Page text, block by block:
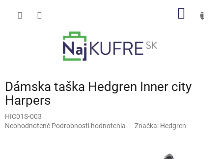
Dámska taška Hedgren Inner city
Harpers
HIC01S-003
Priemerné
Neohodnotené Podrobnosti hodnotenia Značka: Hedgren